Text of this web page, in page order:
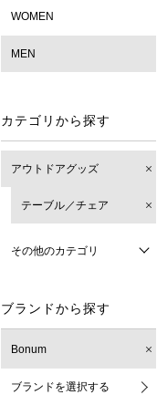
WOMEN
MEN
カテゴリから探す
アウトドアグッズ
テーブル／チェア
その他のカテゴリ
ブランドから探す
Bonum
ブランドを選択する